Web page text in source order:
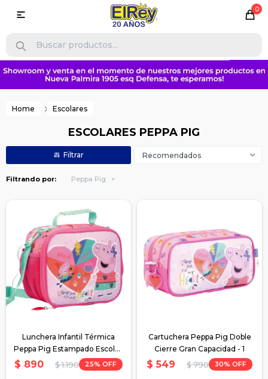
0

Home Escolares
ESCOLARES PEPPA PIG
Recomendados
Filtrando por: Peppa Pig
Lunchera Infantil Térmica
Peppa Pig Estampado Escola -
Rosa
$ 890 $ 1.190 25
Cartuchera Peppa Pig Doble
Cierre Gran Capacidad - 1
$ 549 $ 790 30